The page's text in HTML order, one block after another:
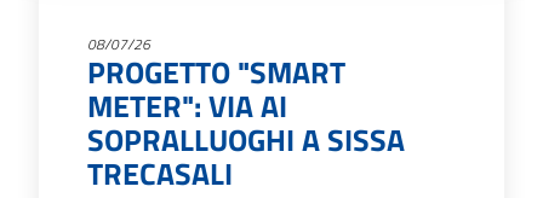
08/07/26
PROGETTO "SMART
METER": VIA AI
SOPRALLUOGHI A SISSA
TRECASALI